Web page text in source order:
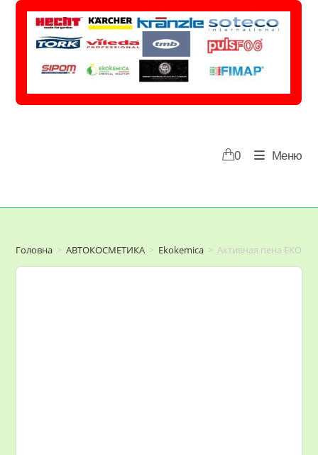
Перейти
0 Меню
Головна > АВТОКОСМЕТИКА > Ekokemica > Активная пена